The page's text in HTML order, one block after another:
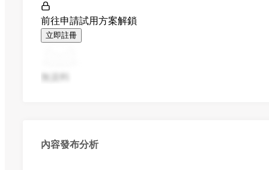
前往申請試用方案解鎖
立即註冊
無資料
內容發布分析